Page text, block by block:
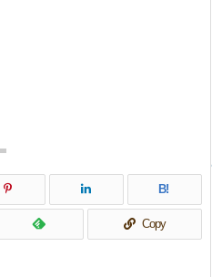
B!
Copy